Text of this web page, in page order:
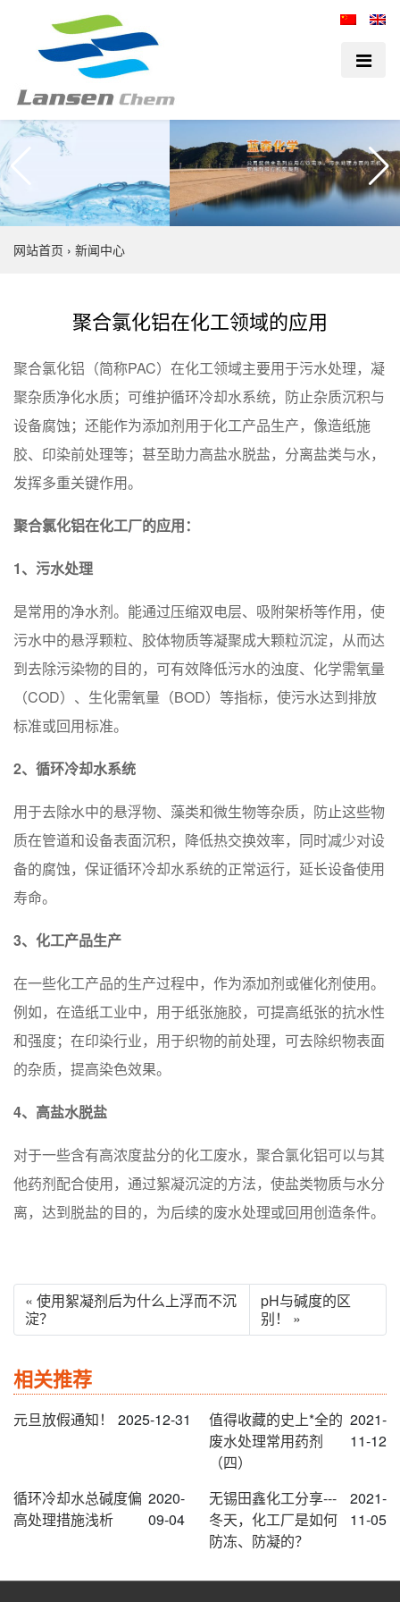
网站首页 › 新闻中心
聚合氯化铝在化工领域的应用
聚合氯化铝（简称PAC）在化工领域主要用于污水处理，凝
聚杂质净化水质；可维护循环冷却水系统，防止杂质沉积与
设备腐蚀；还能作为添加剂用于化工产品生产，像造纸施
胶、印染前处理等；甚至助力高盐水脱盐，分离盐类与水，
发挥多重关键作用。
聚合氯化铝在化工厂的应用：
1、污水处理
是常用的净水剂。能通过压缩双电层、吸附架桥等作用，使
污水中的悬浮颗粒、胶体物质等凝聚成大颗粒沉淀，从而达
到去除污染物的目的，可有效降低污水的浊度、化学需氧量
（COD）、生化需氧量（BOD）等指标，使污水达到排放
标准或回用标准。
2、循环冷却水系统
用于去除水中的悬浮物、藻类和微生物等杂质，防止这些物
质在管道和设备表面沉积，降低热交换效率，同时减少对设
备的腐蚀，保证循环冷却水系统的正常运行，延长设备使用
寿命。
3、化工产品生产
在一些化工产品的生产过程中，作为添加剂或催化剂使用。
例如，在造纸工业中，用于纸张施胶，可提高纸张的抗水性
和强度；在印染行业，用于织物的前处理，可去除织物表面
的杂质，提高染色效果。
4、高盐水脱盐
对于一些含有高浓度盐分的化工废水，聚合氯化铝可以与其
他药剂配合使用，通过絮凝沉淀的方法，使盐类物质与水分
离，达到脱盐的目的，为后续的废水处理或回用创造条件。
« 使用絮凝剂后为什么上浮而不沉
淀？
pH与碱度的区
别！ »
相关推荐
元旦放假通知！ 2025-12-31
值得收藏的史上*全的
废水处理常用药剂
（四）
2021-
11-12
循环冷却水总碱度偏
高处理措施浅析
2020-
09-04
无锡田鑫化工分享---
冬天，化工厂是如何
防冻、防凝的？
2021-
11-05